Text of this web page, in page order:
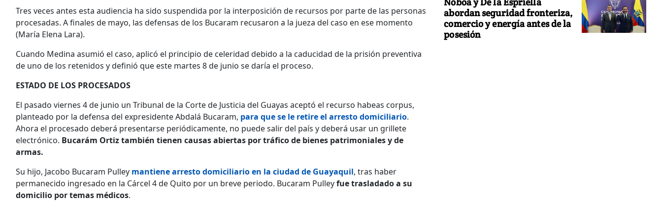
Tres veces antes esta audiencia ha sido suspendida por la interposición de recursos por parte de las personas
procesadas. A finales de mayo, las defensas de los Bucaram recusaron a la jueza del caso en ese momento
(María Elena Lara).
Cuando Medina asumió el caso, aplicó el principio de celeridad debido a la caducidad de la prisión preventiva
de uno de los retenidos y definió que este martes 8 de junio se daría el proceso.
ESTADO DE LOS PROCESADOS
El pasado viernes 4 de junio un Tribunal de la Corte de Justicia del Guayas aceptó el recurso habeas corpus,
planteado por la defensa del expresidente Abdalá Bucaram, para que se le retire el arresto domiciliario.
Ahora el procesado deberá presentarse periódicamente, no puede salir del país y deberá usar un grillete
electrónico. Bucarám Ortiz también tienen causas abiertas por tráfico de bienes patrimoniales y de
armas.
Su hijo, Jacobo Bucaram Pulley mantiene arresto domiciliario en la ciudad de Guayaquil, tras haber
permanecido ingresado en la Cárcel 4 de Quito por un breve periodo. Bucaram Pulleyfue trasladado a su
domicilio por temas médicos.
abordan seguridad fronteriza,
comercio y energía antes de la
posesión